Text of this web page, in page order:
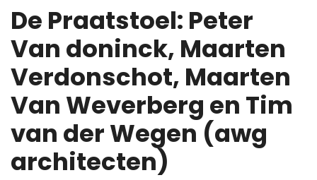
De Praatstoel: Peter
Van doninck, Maarten
Verdonschot, Maarten
Van Weverberg en Tim
van der Wegen (awg
architecten)